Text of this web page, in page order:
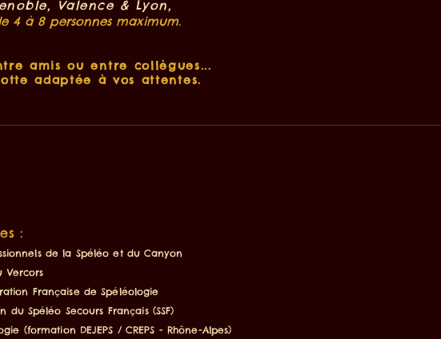
Valence & Lyon,
4 à 8 personnes maximum.
amis ou entre collègues...
adaptée à vos attentes.
:
de la Spéléo et du Canyon
Vercors
Française de Spéléologie
Spéléo Secours Français (SSF)
(formation DEJEPS / CREPS - Rhône-Alpes)